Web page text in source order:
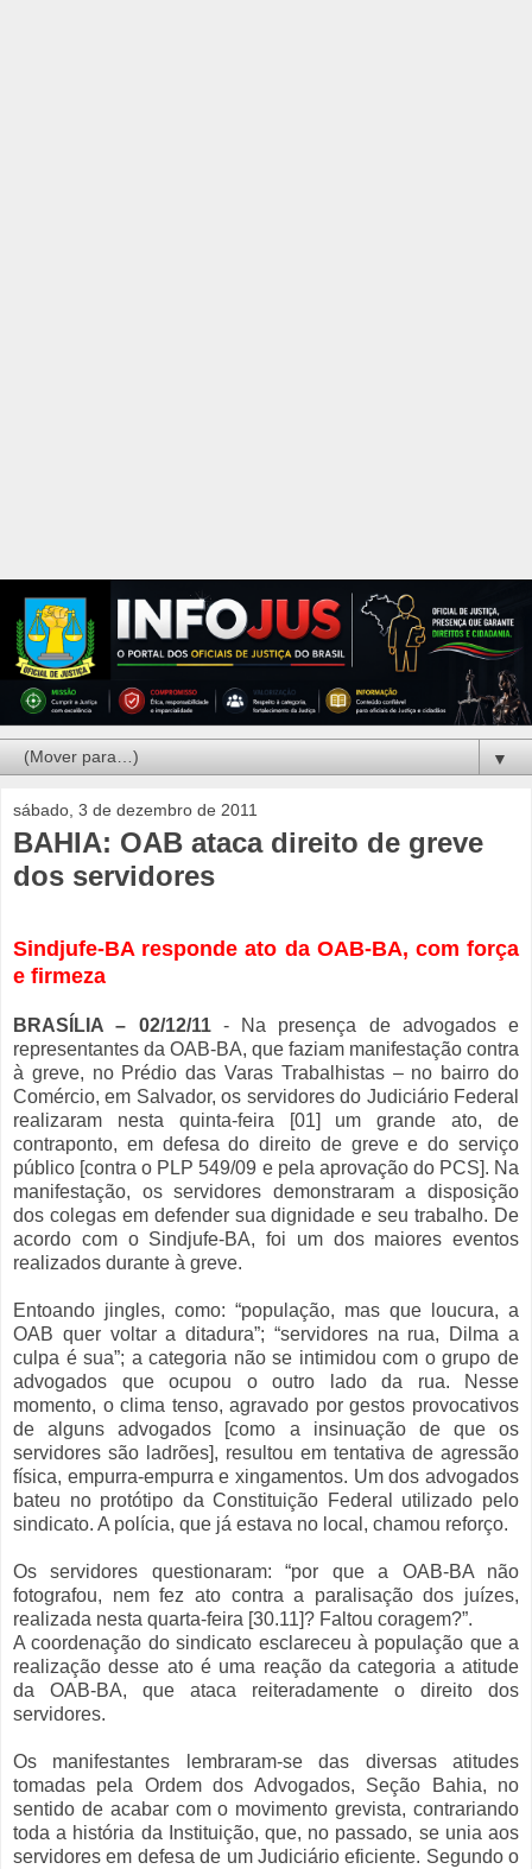
▼
sábado, 3 de dezembro de 2011
BAHIA: OAB ataca direito de greve
dos servidores
Sindjufe-BA responde ato da OAB-BA, com força
e firmeza
BRASÍLIA – 02/12/11 - Na presença de advogados e
representantes da OAB-BA, que faziam manifestação contra
à greve, no Prédio das Varas Trabalhistas – no bairro do
Comércio, em Salvador, os servidores do Judiciário Federal
realizaram nesta quinta-feira [01] um grande ato, de
contraponto, em defesa do direito de greve e do serviço
público [contra o PLP 549/09 e pela aprovação do PCS]. Na
manifestação, os servidores demonstraram a disposição
dos colegas em defender sua dignidade e seu trabalho. De
acordo com o Sindjufe-BA, foi um dos maiores eventos
realizados durante à greve.
Entoando jingles, como: “população, mas que loucura, a
OAB quer voltar a ditadura”; “servidores na rua, Dilma a
culpa é sua”; a categoria não se intimidou com o grupo de
advogados que ocupou o outro lado da rua. Nesse
momento, o clima tenso, agravado por gestos provocativos
de alguns advogados [como a insinuação de que os
servidores são ladrões], resultou em tentativa de agressão
física, empurra-empurra e xingamentos. Um dos advogados
bateu no protótipo da Constituição Federal utilizado pelo
sindicato. A polícia, que já estava no local, chamou reforço.
Os servidores questionaram: “por que a OAB-BA não
fotografou, nem fez ato contra a paralisação dos juízes,
realizada nesta quarta-feira [30.11]? Faltou coragem?”.
A coordenação do sindicato esclareceu à população que a
realização desse ato é uma reação da categoria a atitude
da OAB-BA, que ataca reiteradamente o direito dos
servidores.
Os manifestantes lembraram-se das diversas atitudes
tomadas pela Ordem dos Advogados, Seção Bahia, no
sentido de acabar com o movimento grevista, contrariando
toda a história da Instituição, que, no passado, se unia aos
servidores em defesa de um Judiciário eficiente. Segundo o